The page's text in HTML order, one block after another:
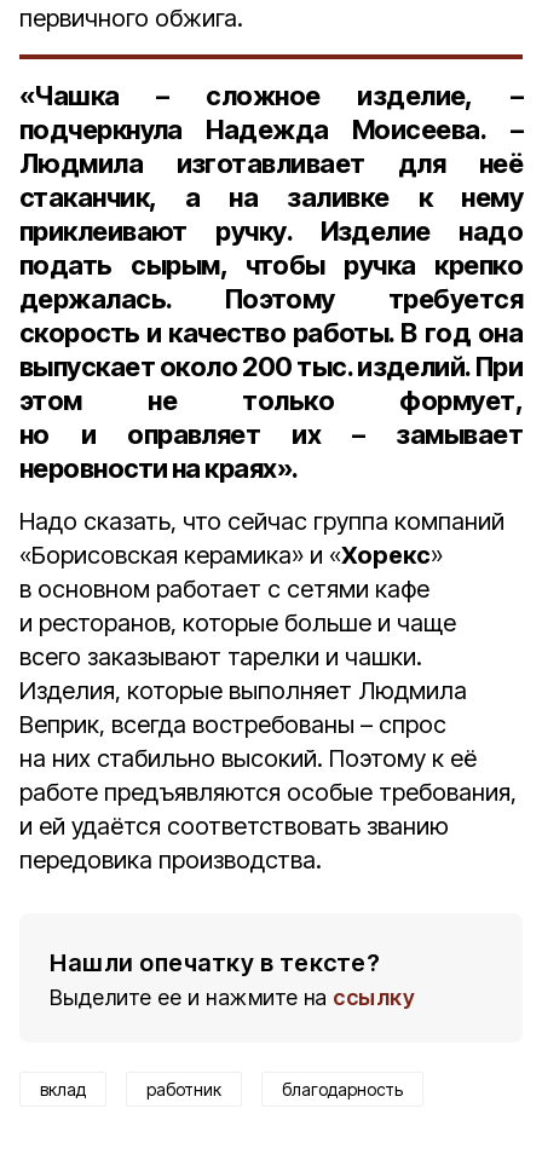
первичного обжига.
«Чашка – сложное изделие, –
подчеркнула Надежда Моисеева. –
Людмила изготавливает для неё
стаканчик, а на заливке к нему
приклеивают ручку. Изделие надо
подать сырым, чтобы ручка крепко
держалась. Поэтому требуется
скорость и качество работы. В год она
выпускает около200 тыс. изделий. При
этом не только формует,
но и оправляет их – замывает
неровности на краях».
Надо сказать, что сейчас группа компаний
«Борисовская керамика» и «Хорекс»
в основном работает с сетями кафе
и ресторанов, которые больше и чаще
всего заказывают тарелки и чашки.
Изделия, которые выполняет Людмила
Веприк, всегда востребованы – спрос
на них стабильно высокий. Поэтому к её
работе предъявляются особые требования,
и ей удаётся соответствовать званию
передовика производства.
Нашли опечатку в тексте?
Выделите ее и нажмите на ссылку
вклад работник благодарность